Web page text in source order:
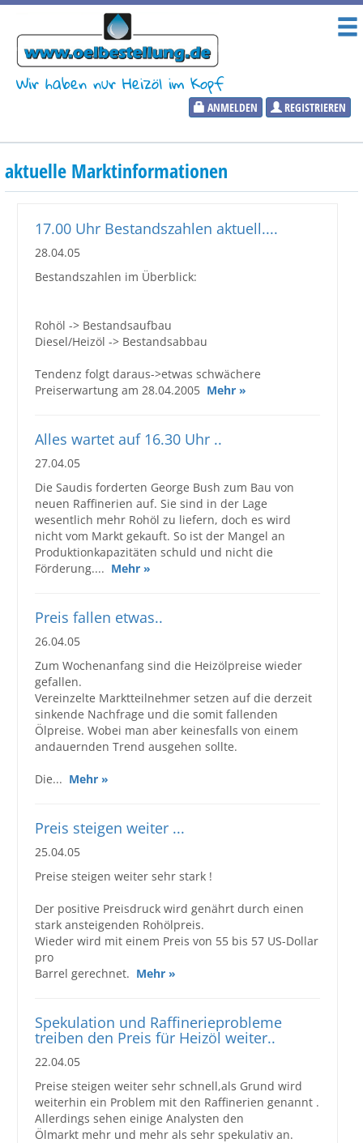
Wir haben nur Heizöl im Kopf
ANMELDEN REGISTRIEREN
Heizölpreise
Aktueller Heizölpreis
Wunschpreis Benachrichtigung
Großbestellungen
Produkte
Service
Händler
Hilfe und Kontakt
Shop
aktuelle Marktinformationen
17.00 Uhr Bestandszahlen aktuell....
28.04.05
Bestandszahlen im Überblick:
Rohöl -> Bestandsaufbau
Diesel/Heizöl -> Bestandsabbau
Tendenz folgt daraus->etwas schwächere
Preiserwartung am 28.04.2005 Mehr »
Alles wartet auf 16.30 Uhr ..
27.04.05
Die Saudis forderten George Bush zum Bau von
neuen Raffinerien auf. Sie sind in der Lage
wesentlich mehr Rohöl zu liefern, doch es wird
nicht vom Markt gekauft. So ist der Mangel an
Produktionkapazitäten schuld und nicht die
Förderung.... Mehr »
Preis fallen etwas..
26.04.05
Zum Wochenanfang sind die Heizölpreise wieder
gefallen.
Vereinzelte Marktteilnehmer setzen auf die derzeit
sinkende Nachfrage und die somit fallenden
Ölpreise. Wobei man aber keinesfalls von einem
andauernden Trend ausgehen sollte.
Die... Mehr »
Preis steigen weiter ...
25.04.05
Preise steigen weiter sehr stark !
Der positive Preisdruck wird genährt durch einen
stark ansteigenden Rohölpreis.
Wieder wird mit einem Preis von 55 bis 57 US-Dollar
pro
Barrel gerechnet. Mehr »
Spekulation und Raffinerieprobleme
treiben den Preis für Heizöl weiter..
22.04.05
Preise steigen weiter sehr schnell,als Grund wird
weiterhin ein Problem mit den Raffinerien genannt .
Allerdings sehen einige Analysten den
Ölmarkt mehr und mehr als sehr spekulativ an.